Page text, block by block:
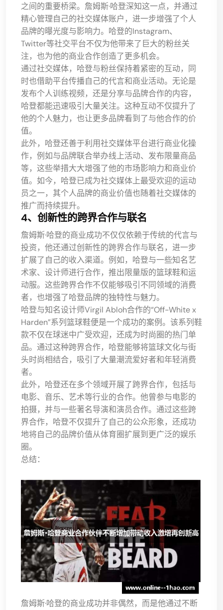
之间的重要桥梁。詹姆斯·哈登深知这一点，并通过
精心管理自己的社交媒体账户，进一步增强了个人
品牌的曝光度与影响力。哈登的Instagram、
Twitter等社交平台不仅为他带来了巨大的粉丝关
注，也为他的商业合作创造了更多机会。
通过社交媒体，哈登与粉丝保持着紧密的互动，同
时也借助平台传播自己的代言和商业活动。无论是
发布个人训练视频，还是分享与品牌合作的内容，
哈登都能迅速吸引大量关注。这种互动不仅提升了
他的个人魅力，也让更多品牌看到了与他合作的价
值。
此外，哈登还善于利用社交媒体平台进行商业化操
作，例如与品牌联合举办线上活动、发布限量商品
等，这些举措大大增强了他的市场影响力和商业价
值。如今，哈登已成为社交媒体上最受欢迎的运动
员之一，其个人品牌的商业价值也随着社交媒体的
推广而持续提升。
4、创新性的跨界合作与联名
詹姆斯·哈登的商业成功不仅仅依赖于传统的代言与
投资，他还通过创新性的跨界合作与联名，进一步
扩展了自己的收入渠道。例如，哈登与一些知名艺
术家、设计师进行合作，推出限量版的篮球鞋和运
动服。这些跨界合作不仅能够吸引不同领域的消费
者，也增强了哈登品牌的独特性与魅力。
哈登与知名设计师Virgil Abloh合作的“Off-White x
Harden”系列篮球鞋便是一个成功的案例。该系列鞋
款不仅在球迷中广受欢迎，还成为时尚圈的热门单
品。通过这种跨界合作，哈登能够将篮球文化与街
头时尚相结合，吸引了大量潮流爱好者和年轻消费
者。
此外，哈登还在多个领域开展了跨界合作，包括与
电影、音乐、艺术等行业的合作。他曾参与电影的
拍摄，并与一些著名导演和演员合作。通过这些跨
界合作，哈登不仅提升了自己的公众形象，还成功
地将自己的品牌价值从体育圈扩展到更广泛的娱乐
圈。
总结：
詹姆斯·哈登的商业成功并非偶然，而是他通过不断